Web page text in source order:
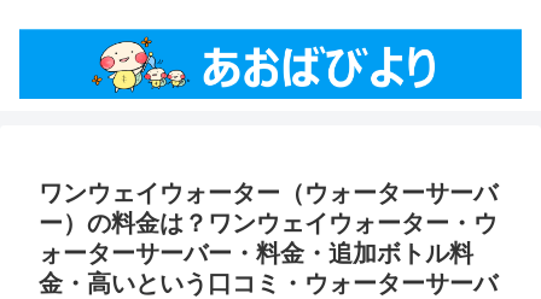
ワンウェイウォーター（ウォーターサーバ
ー）の料金は？ワンウェイウォーター・ウ
ォーターサーバー・料金・追加ボトル料
金・高いという口コミ・ウォーターサーバ